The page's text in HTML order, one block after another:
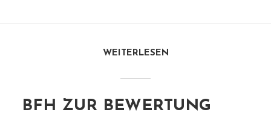
WEITERLESEN
BFH ZUR BEWERTUNG